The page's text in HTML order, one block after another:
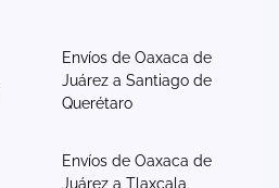
Envíos de Oaxaca de
Juárez a Santiago de
Querétaro
Envíos de Oaxaca de
Juárez a Tlaxcala